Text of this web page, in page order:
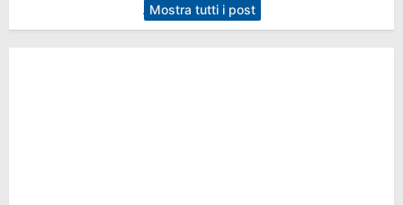
. Mostra tutti i post